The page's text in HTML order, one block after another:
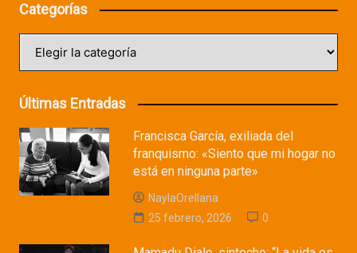
Categorías
Últimas Entradas
Francisca García, exiliada del
franquismo: «Siento que mi hogar no
está en ninguna parte»
NaylaOrellana
25 febrero, 2026
0